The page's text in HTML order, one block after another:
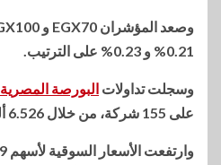
0.21% و 0.23% على الترتيب.
وسجلت تداولات البورصة المصرية
على 155 شركة، من خلال 6.526 ألف عملية.